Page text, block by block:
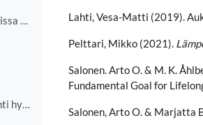
1.1. Ympäristökriisi kulttuurissa ja yhteiskunnassa
1.4. Planetaarinen hyvinvointi hyvän elämän edellytyksenä
Lahti, Vesa-Matti (2019).
Pelttari, Mikko (2021).
Salonen. Arto O. & M. K.
Fundamental Goal for
Salonen, Arto O. & Marjatta